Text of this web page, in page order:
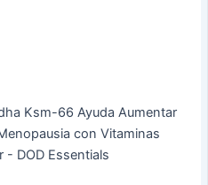
Ksm-66 Ayuda Aumentar
con Vitaminas
- DOD Essentials